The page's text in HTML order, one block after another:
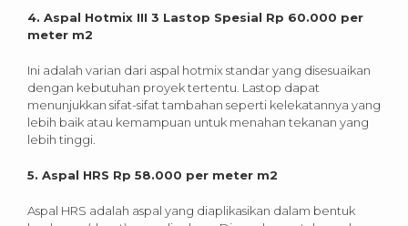
4. Aspal Hotmix III 3 Lastop Spesial Rp 60.000 per
meter m2
Ini adalah varian dari aspal hotmix standar yang disesuaikan
dengan kebutuhan proyek tertentu. Lastop dapat
menunjukkan sifat-sifat tambahan seperti kelekatannya yang
lebih baik atau kemampuan untuk menahan tekanan yang
lebih tinggi.
5. Aspal HRS Rp 58.000 per meter m2
Aspal HRS adalah aspal yang diaplikasikan dalam bentuk